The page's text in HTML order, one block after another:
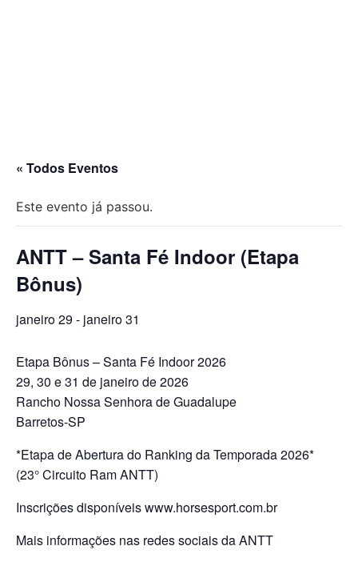
« Todos Eventos
Este evento já passou.
ANTT – Santa Fé Indoor (Etapa
Bônus)
janeiro 29 - janeiro 31
Etapa Bônus – Santa Fé Indoor 2026
29, 30 e 31 de janeiro de 2026
Rancho Nossa Senhora de Guadalupe
Barretos-SP
*Etapa de Abertura do Ranking da Temporada 2026*
(23° Circuito Ram ANTT)
Inscrições disponíveis www.horsesport.com.br
Mais informações nas redes sociais da ANTT